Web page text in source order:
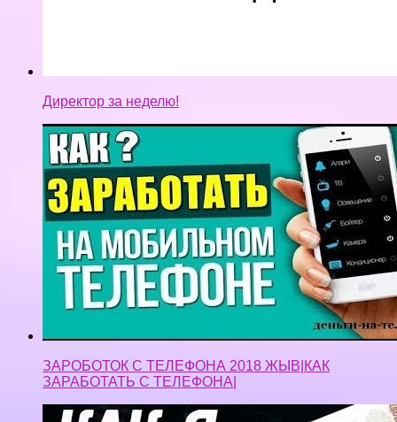
Директор за неделю!
ЗАРОБОТОК С ТЕЛЕФОНА 2018 ЖЫВ|КАК
ЗАРАБОТАТЬ С ТЕЛЕФОНА|